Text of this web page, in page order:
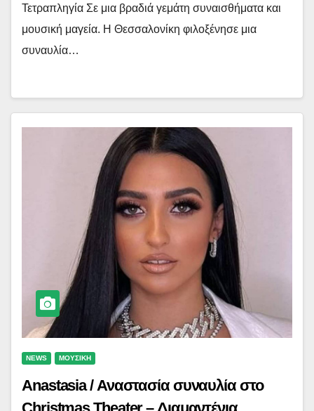
Τετραπληγία Σε μια βραδιά γεμάτη συναισθήματα και
μουσική μαγεία. H Θεσσαλονίκη φιλοξένησε μια
συναυλία…
NEWS ΜΟΥΣΙΚΗ
Anastasia / Αναστασία συναυλία στο